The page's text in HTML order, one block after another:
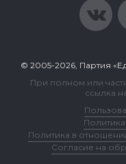
© 2005-2026, Партия
При полном или
ссылка
Политика в
Согласие на